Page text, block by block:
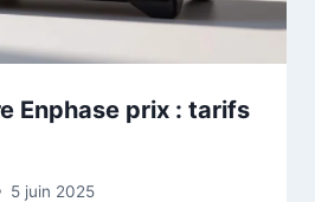
Enphase prix : tarifs
5 juin 2025